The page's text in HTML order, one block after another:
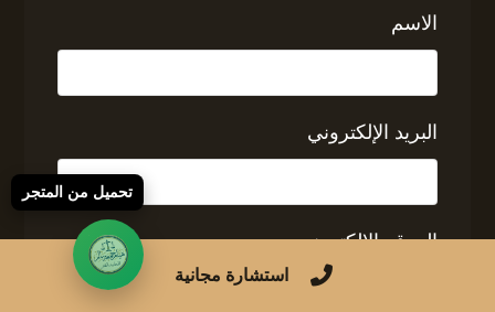
الاسم
البريد الإلكتروني
الموقع الإلكتروني
استشارة مجانية
تحميل من المتجر